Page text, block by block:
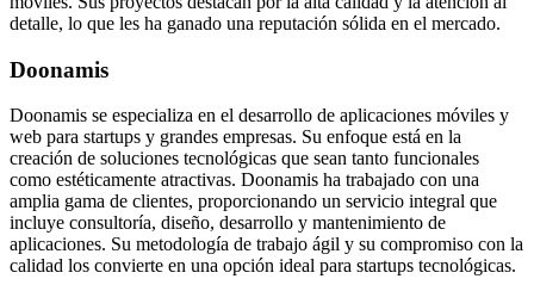
detalle, lo que les ha ganado una reputación sólida en el mercado.
Doonamis
Doonamis se especializa en el desarrollo de aplicaciones móviles y
web para startups y grandes empresas. Su enfoque está en la
creación de soluciones tecnológicas que sean tanto funcionales
como estéticamente atractivas. Doonamis ha trabajado con una
amplia gama de clientes, proporcionando un servicio integral que
incluye consultoría, diseño, desarrollo y mantenimiento de
aplicaciones. Su metodología de trabajo ágil y su compromiso con la
calidad los convierte en una opción ideal para startups tecnológicas.